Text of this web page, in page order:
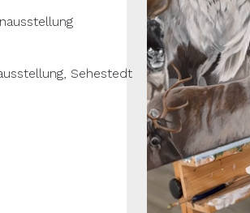
Sehestedt